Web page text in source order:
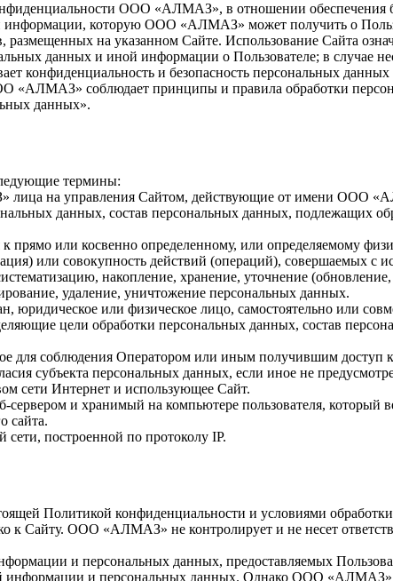
ООО «АЛМАЗ», в отношении обеспечения
которую ООО «АЛМАЗ» может получить о
на указанном Сайте. Использование Сайта
данных и иной информации о Пользователе; в случае
и безопасность персональных данных
«АЛМАЗ» соблюдает принципы и правила обработки
данных».
термины:
на управления Сайтом, действующие от имени ООО
данных, состав персональных данных, подлежащих
или косвенно определенному, или определяемому
или совокупность действий (операций), совершаемых с
накопление, хранение, уточнение
удаление, уничтожение персональных данных.
юридическое или физическое лицо, самостоятельно или
цели обработки персональных данных, состав
для соблюдения Оператором или иным получившим
субъекта персональных данных, если иное не
сети Интернет и использующее Сайт.
и хранимый на компьютере пользователя, который
сайта.
сети, построенной по протоколу IP.
Политикой конфиденциальности и условиями
к Сайту. ООО «АЛМАЗ» не контролирует и не несет
и персональных данных, предоставляемых
информации и персональных данных. Однако ООО «АЛМАЗ»